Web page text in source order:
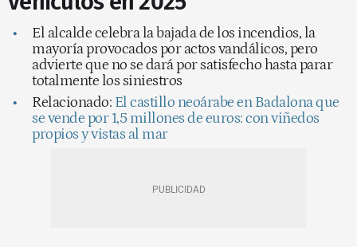
El alcalde celebra la bajada de los incendios, la
mayoría provocados por actos vandálicos, pero
advierte que no se dará por satisfecho hasta parar
totalmente los siniestros
Relacionado: El castillo neoárabe en Badalona que
se vende por 1,5 millones de euros: con viñedos
propios y vistas al mar